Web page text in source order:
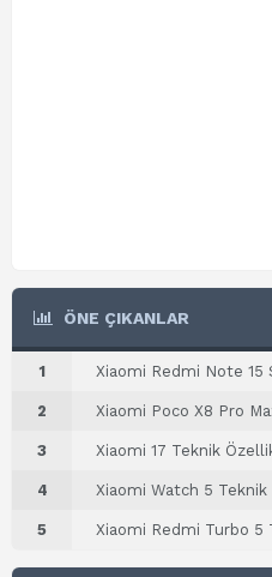
ÖNE ÇIKANLAR
1 Xiaomi Redmi Note 15
2 Xiaomi Poco X8 Pro
3 Xiaomi 17 Teknik
4 Xiaomi Watch 5
5 Xiaomi Redmi Turbo 5